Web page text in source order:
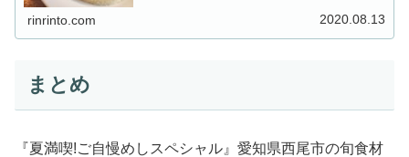
rinrinto.com 2020.08.13
まとめ
『夏満喫!ご自慢めしスペシャル』愛知県西尾市の旬食材